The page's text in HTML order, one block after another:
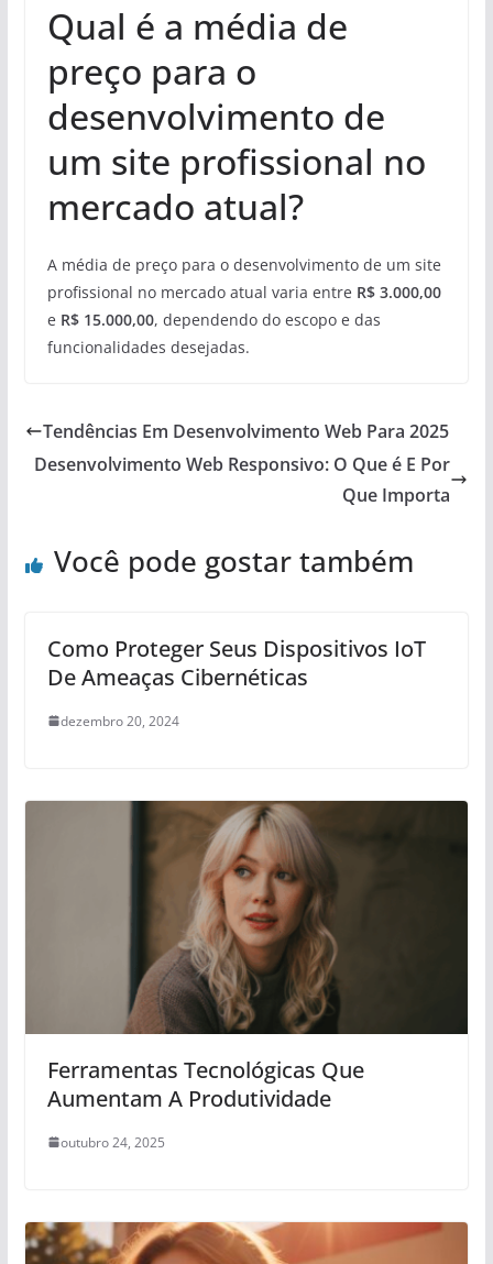
Qual é a média de
preço para o
desenvolvimento de
um site profissional no
mercado atual?
A média de preço para o desenvolvimento de um site
profissional no mercado atual varia entre R$ 3.000,00
e R$ 15.000,00, dependendo do escopo e das
funcionalidades desejadas.
Tendências Em Desenvolvimento Web Para 2025
Desenvolvimento Web Responsivo: O Que é E Por
Que Importa
Você pode gostar também
Como Proteger Seus Dispositivos IoT
De Ameaças Cibernéticas
dezembro 20, 2024
Ferramentas Tecnológicas Que
Aumentam A Produtividade
outubro 24, 2025